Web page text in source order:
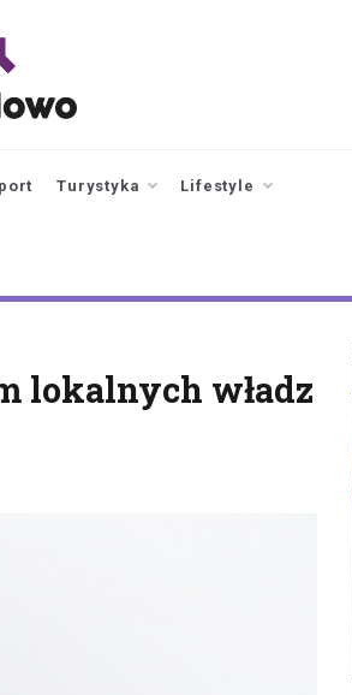
Turystyka Lifestyle
lokalnych władz